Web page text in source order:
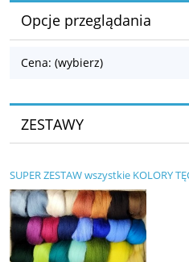
Opcje przeglądania
Cena: (wybierz)
ZESTAWY
SUPER ZESTAW wszystkie KOLORY